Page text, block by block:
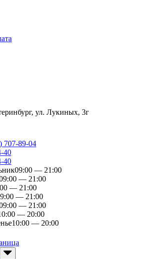
ул. Лукиных, 3г
707-89-04
40
40
09:00 — 21:00
— 21:00
— 21:00
— 21:00
— 21:00
— 20:00
10:00 — 20:00